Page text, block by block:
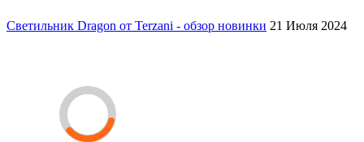
Светильник Dragon от Terzani - обзор новинки 21 Июля 2024